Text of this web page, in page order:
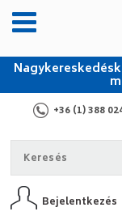
+36 (1) 388
Bejelentkezés